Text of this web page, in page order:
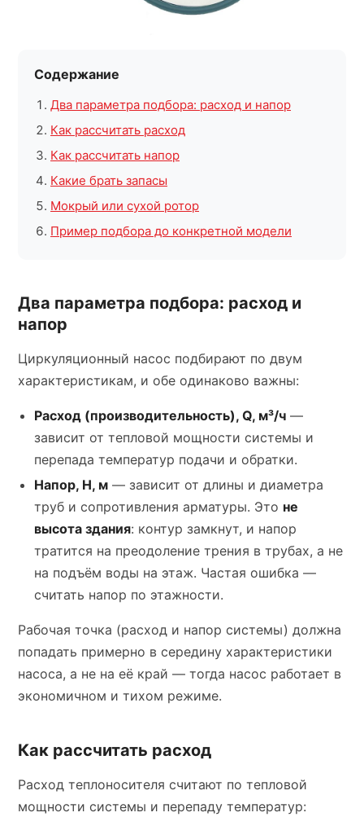
Содержание
Два параметра подбора: расход и напор
Как рассчитать расход
Как рассчитать напор
Какие брать запасы
Мокрый или сухой ротор
Пример подбора до конкретной модели
Два параметра подбора: расход и
напор
Циркуляционный насос подбирают по двум
характеристикам, и обе одинаково важны:
Расход (производительность), Q, м³/ч —
зависит от тепловой мощности системы и
перепада температур подачи и обратки.
Напор, H, м — зависит от длины и диаметра
труб и сопротивления арматуры. Это не
высота здания: контур замкнут, и напор
тратится на преодоление трения в трубах, а не
на подъём воды на этаж. Частая ошибка —
считать напор по этажности.
Рабочая точка (расход и напор системы) должна
попадать примерно в середину характеристики
насоса, а не на её край — тогда насос работает в
экономичном и тихом режиме.
Как рассчитать расход
Расход теплоносителя считают по тепловой
мощности системы и перепаду температур: